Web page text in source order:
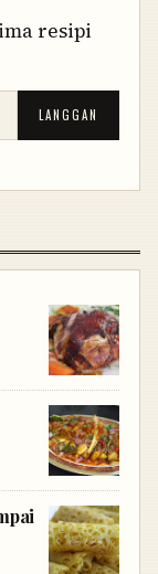
resipi
LANGGAN